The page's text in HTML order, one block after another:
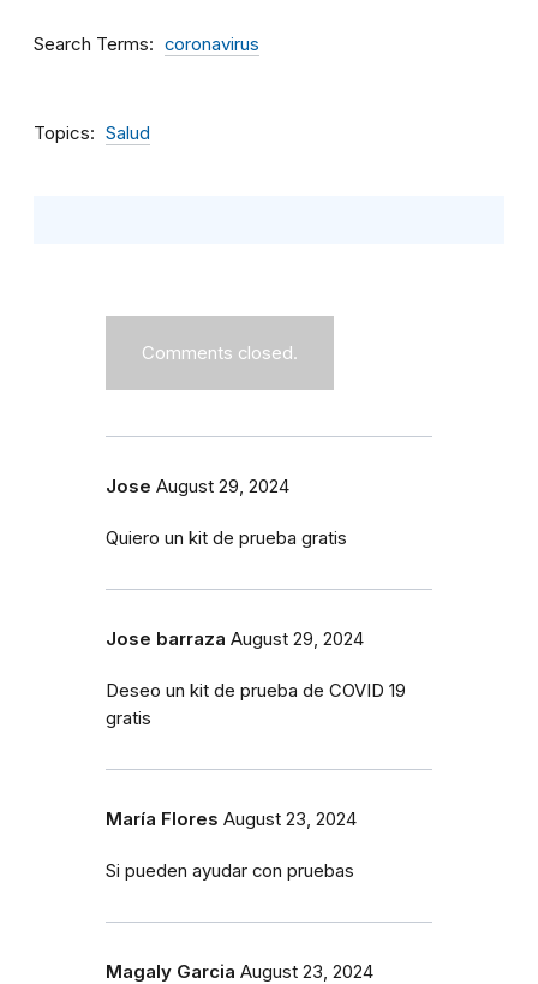
Search Terms coronavirus
Topics Salud
Comments closed.
Jose August 29, 2024
Quiero un kit de prueba gratis
Jose barraza August 29, 2024
Deseo un kit de prueba de COVID 19
gratis
María Flores August 23, 2024
Si pueden ayudar con pruebas
Magaly Garcia August 23, 2024